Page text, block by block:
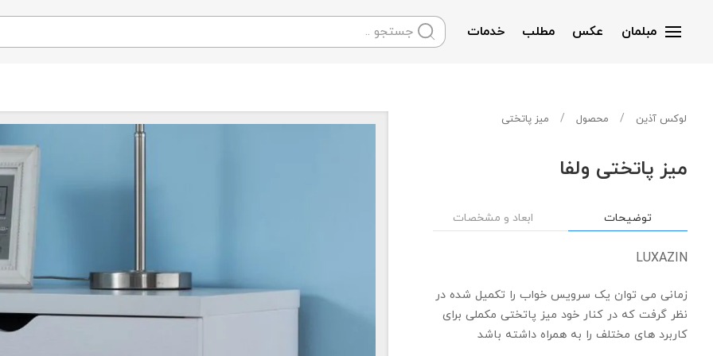
مبلمان عکس مطلب خدمات
لوکس آذین محصول میز پاتختی
میز پاتختی ولفا
توضیحات ابعاد و مشخصات
LUXAZIN
زمانی می توان یک سرویس خواب را تکمیل شده در
نظر گرفت که در کنار خود میز پاتختی مکملی برای
کاربرد های مختلف را به همراه داشته باشد